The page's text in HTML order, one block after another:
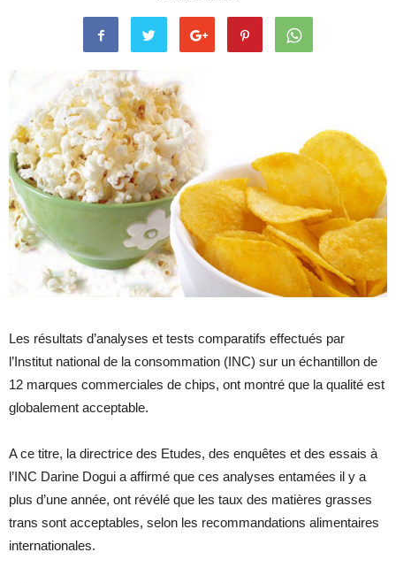
Les résultats d’analyses et tests comparatifs effectués par
l’Institut national de la consommation (INC) sur un échantillon de
12 marques commerciales de chips, ont montré que la qualité est
globalement acceptable.
A ce titre, la directrice des Etudes, des enquêtes et des essais à
l’INC Darine Dogui a affirmé que ces analyses entamées il y a
plus d’une année, ont révélé que les taux des matières grasses
trans sont acceptables, selon les recommandations alimentaires
internationales.